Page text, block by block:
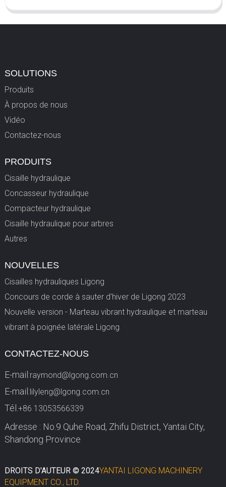
SOLUTIONS
Produits
À propos de nous
Vidéo
Contactez-nous
PRODUITS
Cisaille hydraulique
Concasseur hydraulique
Compacteur hydraulique
Cisaille hydraulique pour arbres
Autres
NOUVELLES
Cisailles hydrauliques Ligong
Concours de corde à sauter d'hiver de Ligong 2023
Nouvelle version - Marteau vibrant hydraulique et marteau
vibrant à poignée latérale Ligong
CONTACTEZ-NOUS
E-mail:raymond@lgong.com.cn
E-mail:lilyleng@lgong.com.cn
Tél. +86 13053566339
Adresse : No.9 Quhe Road, Zhifu District, Yantai City,
Shandong Province
DROITS D'AUTEUR © 2024YANTAI LIGONG MACHINERY
EQUIPMENT CO., LTD.